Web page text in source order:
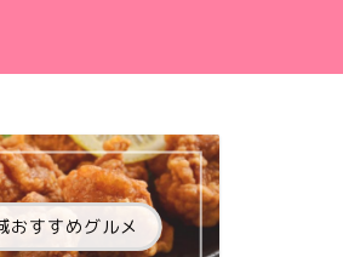
おすすめグルメ